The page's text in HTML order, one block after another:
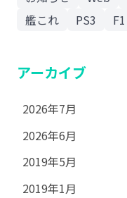
艦これ
PS3 F1
アーカイブ
2026年7月
2026年6月
2019年5月
2019年1月